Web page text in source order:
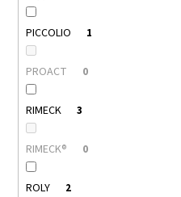
PICCOLIO 1
PROACT 0
RIMECK 3
RIMECK® 0
ROLY 2